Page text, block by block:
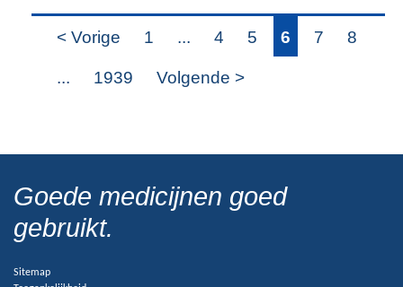
< Vorige 1 ... 4 5 6 7 8
... 1939 Volgende >
Goede medicijnen goed
gebruikt.
Sitemap